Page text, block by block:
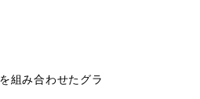
組み合わせたグラ